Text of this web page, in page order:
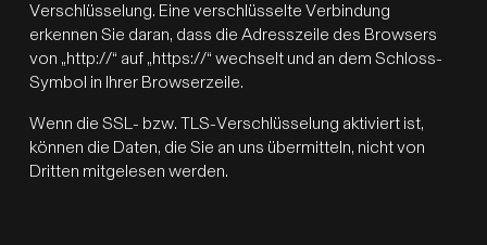
Verschlüsselung. Eine verschlüsselte Verbindung
erkennen Sie daran, dass die Adresszeile des Browsers
von „http://“ auf „https://“ wechselt und an dem Schloss-
Symbol in Ihrer Browserzeile.
Wenn die SSL- bzw. TLS-Verschlüsselung aktiviert ist,
können die Daten, die Sie an uns übermitteln, nicht von
Dritten mitgelesen werden.